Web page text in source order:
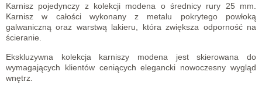
Karnisz pojedynczy z kolekcji modena o średnicy rury 25 mm.
Karnisz w całości wykonanyz metalu pokrytego powłoką
galwaniczną oraz warstwą lakieru, która zwiększa odporność na
ścieranie.
Ekskluzywna kolekcja karniszy modena jest skierowana do
wymagających klientów ceniących elegancki nowoczesny wygląd
wnętrz.